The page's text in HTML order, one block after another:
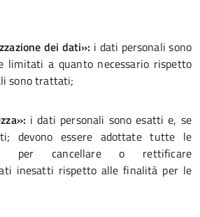
dei dati»: i dati personali sono
limitati a quanto necessario rispetto
sono trattati;
i dati personali sono esatti e, se
devono essere adottate tutte le
per cancellare o rettificare
inesatti rispetto alle finalità per le